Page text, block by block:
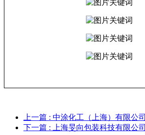
上一篇 : 中涂化工（上海）有限公司
下一篇 : 上海旻向包装科技有限公司